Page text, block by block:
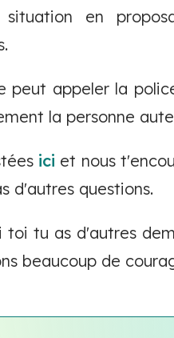
en
peut appeler la
la personne
ici et nous
d'autres questions.
toi tu as d'autres
beaucoup de